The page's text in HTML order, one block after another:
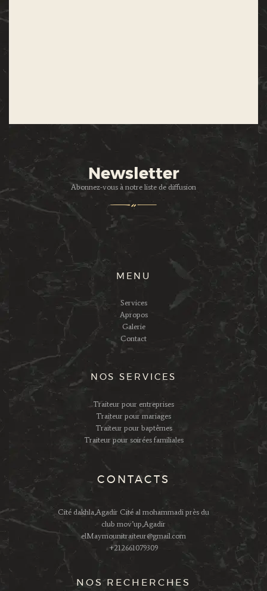
Newsletter
Abonnez-vous à notre liste de diffusion
MENU
Services
Apropos
Galerie
Contact
NOS SERVICES
Traiteur pour entreprises
Traiteur pour mariages
Traiteur pour baptêmes
Traiteur pour soirées familiales
CONTACTS
Cité dakhla,Agadir Cité al mohammadi près du
club mov’up,Agadir
elMaymounitraiteur@gmail.com
+212661079309
NOS RECHERCHES